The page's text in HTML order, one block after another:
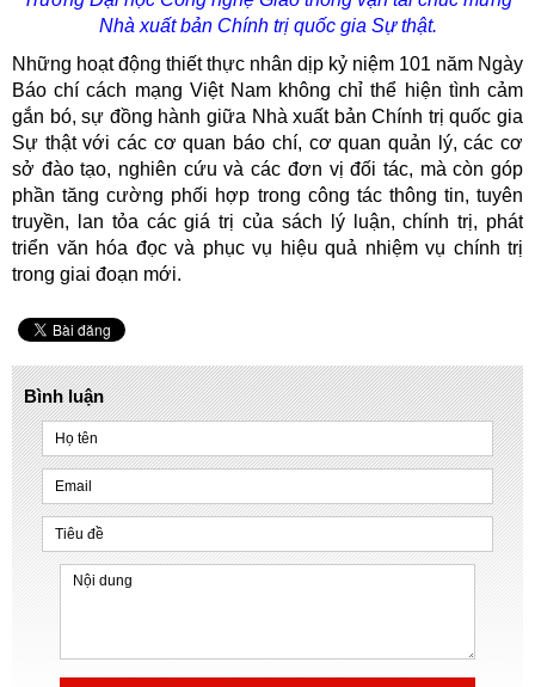
Nhà xuất bản Chính trị quốc gia Sự thật.
Những hoạt động thiết thực nhân dịp kỷ niệm 101 năm Ngày
Báo chí cách mạng Việt Nam không chỉ thể hiện tình cảm
gắn bó, sự đồng hành giữa Nhà xuất bản Chính trị quốc gia
Sự thật với các cơ quan báo chí, cơ quan quản lý, các cơ
sở đào tạo, nghiên cứu và các đơn vị đối tác, mà còn góp
phần tăng cường phối hợp trong công tác thông tin, tuyên
truyền, lan tỏa các giá trị của sách lý luận, chính trị, phát
triển văn hóa đọc và phục vụ hiệu quả nhiệm vụ chính trị
trong giai đoạn mới.
Bình luận